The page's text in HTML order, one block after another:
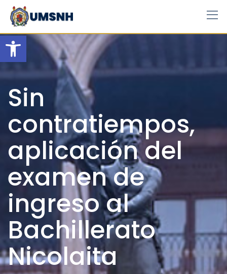
Open toolbar
Skip
content
Sin
contratiempos,
aplicación del
examen de
ingreso al
Bachillerato
Nicolaita